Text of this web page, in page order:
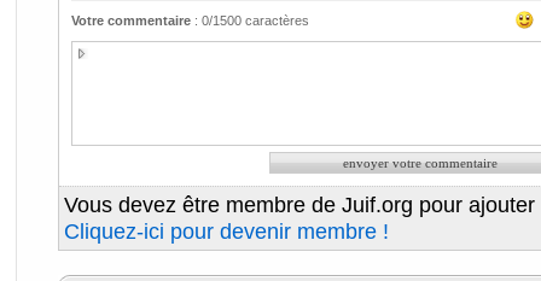
Votre commentaire: 0/1500 caractères
Vous devez être membre de Juif.org pour
Cliquez-ici pour devenir membre !